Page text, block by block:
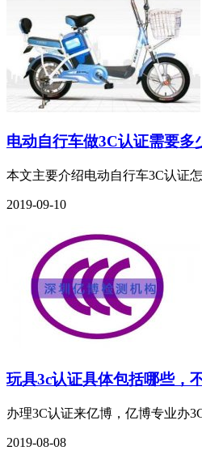
电动自行车做3C认证需要多
本文主要介绍电动自行车3C认证
2019-09-10
玩具3c认证具体包括哪些，
办理3C认证来亿博，亿博专业办
2019-08-08